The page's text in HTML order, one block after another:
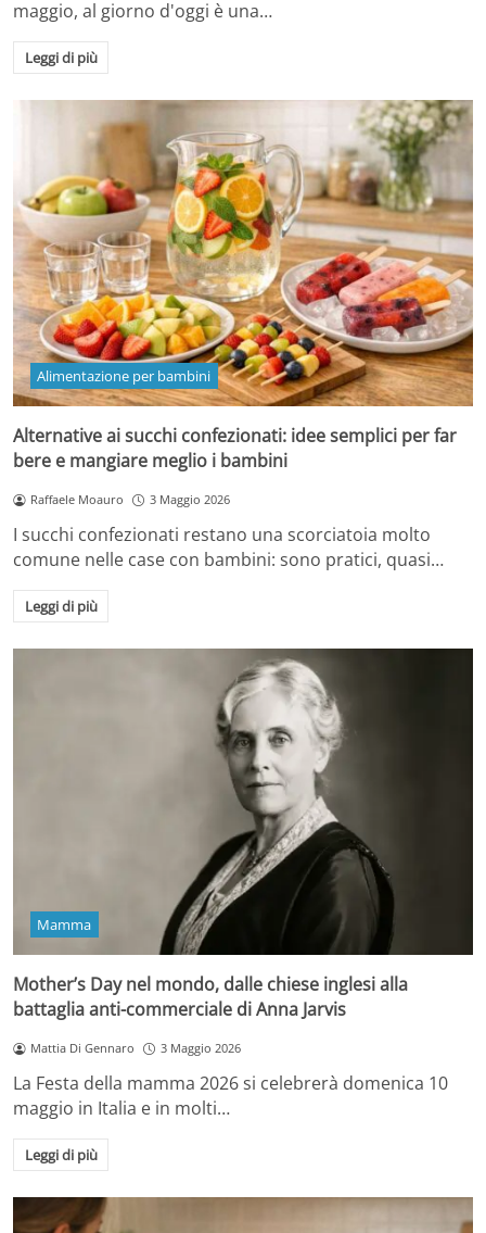
maggio, al giorno d'oggi è una…
Leggi di più
Alimentazione per bambini
Alternative ai succhi confezionati: idee semplici per far
bere e mangiare meglio i bambini
Raffaele Moauro 3 Maggio 2026
I succhi confezionati restano una scorciatoia molto
comune nelle case con bambini: sono pratici, quasi…
Leggi di più
Mamma
Mother’s Day nel mondo, dalle chiese inglesi alla
battaglia anti-commerciale di Anna Jarvis
Mattia Di Gennaro 3 Maggio 2026
La Festa della mamma 2026 si celebrerà domenica 10
maggio in Italia e in molti…
Leggi di più